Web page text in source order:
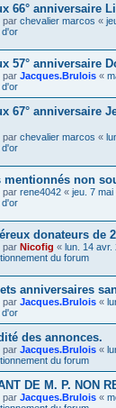
66° anniversaire
par chevalier marcos «
d'or
57° anniversaire
par Jacques.Brulois «
d'or
67° anniversaire
par chevalier marcos «
d'or
mentionnés non
par rene4042 « jeu. 7 mai
d'or
donateurs de
par Nicofig « lun. 14 avr.
du forum
anniversaires
par Jacques.Brulois «
d'or
des annonces.
par Jacques.Brulois «
du forum
DE M. P. NON
par Jacques.Brulois «